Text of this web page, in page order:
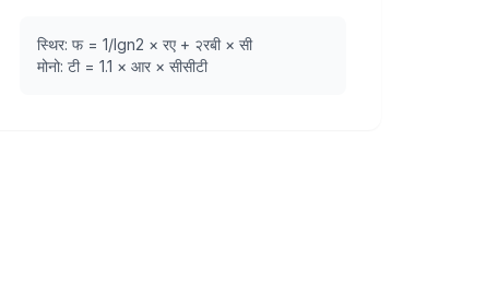
स्थिर: फ = 1/lgn2 × रए + २रबी × सी
मोनो: टी = 1.1 × आर × सीसीटी